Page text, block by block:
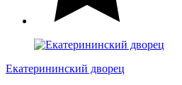
Екатерининский дворец